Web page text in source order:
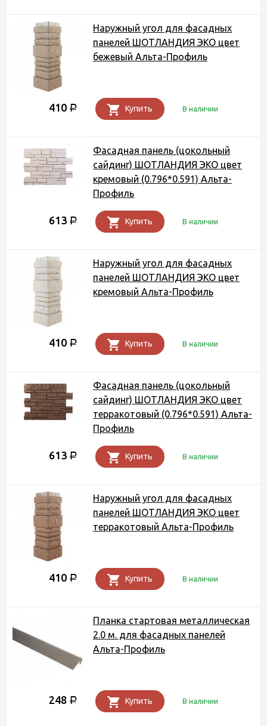
Наружный угол для фасадных
панелей ШОТЛАНДИЯ ЭКО цвет
бежевый Альта-Профиль
410 Р Купить В наличии
Фасадная панель (цокольный
сайдинг) ШОТЛАНДИЯ ЭКО цвет
кремовый (0.796*0.591) Альта-
Профиль
613 Р Купить В наличии
Наружный угол для фасадных
панелей ШОТЛАНДИЯ ЭКО цвет
кремовый Альта-Профиль
410 Р Купить В наличии
Фасадная панель (цокольный
сайдинг) ШОТЛАНДИЯ ЭКО цвет
терракотовый (0.796*0.591) Альта-
Профиль
613 Р Купить В наличии
Наружный угол для фасадных
панелей ШОТЛАНДИЯ ЭКО цвет
терракотовый Альта-Профиль
410 Р Купить В наличии
Планка стартовая металлическая
2.0 м. для фасадных панелей
Альта-Профиль
248 Р Купить В наличии